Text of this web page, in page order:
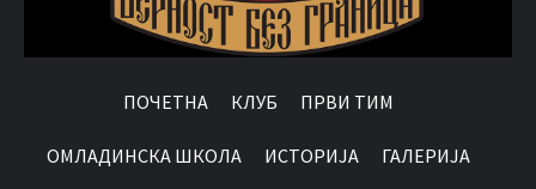
ПОЧЕТНА КЛУБ ПРВИ ТИМ
OМЛАДИНСКА ШКОЛА ИСТОРИЈА ГАЛЕРИЈА